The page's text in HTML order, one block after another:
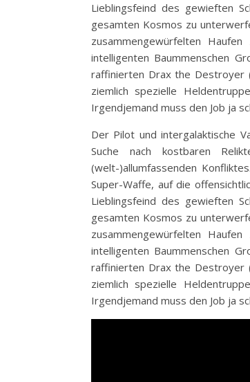
Lieblingsfeind des gewieften
gesamten Kosmos zu
zusammengewürfelten
intelligenten Baummenschen
raffinierten Drax the Destroyer
ziemlich spezielle
Irgendjemand muss den Job ja
Der Pilot und intergalaktische
Suche nach kostbaren
(welt-)allumfassenden
Super-Waffe, auf die
Lieblingsfeind des gewieften
gesamten Kosmos zu
zusammengewürfelten
intelligenten Baummenschen
raffinierten Drax the Destroyer
ziemlich spezielle
Irgendjemand muss den Job ja